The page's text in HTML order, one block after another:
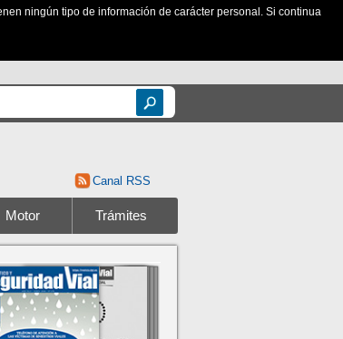
ningún tipo de información de carácter personal. Si continua
Canal RSS
Motor Trámites